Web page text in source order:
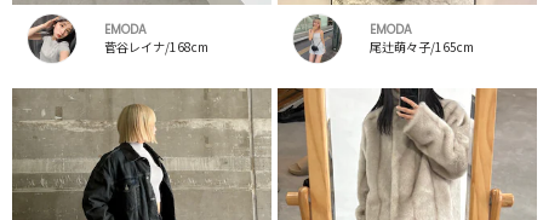
EMODA
菅谷レイナ/168cm
EMODA
尾辻萌々子/165cm